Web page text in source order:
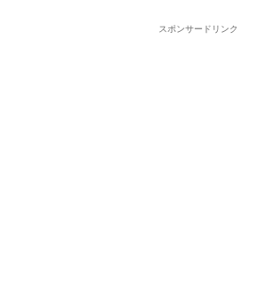
スポンサードリンク